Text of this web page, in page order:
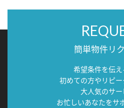
簡単物件リ
希望条件を伝え
初めての方やリピ
大人気のサー
お忙しいあなたをサ